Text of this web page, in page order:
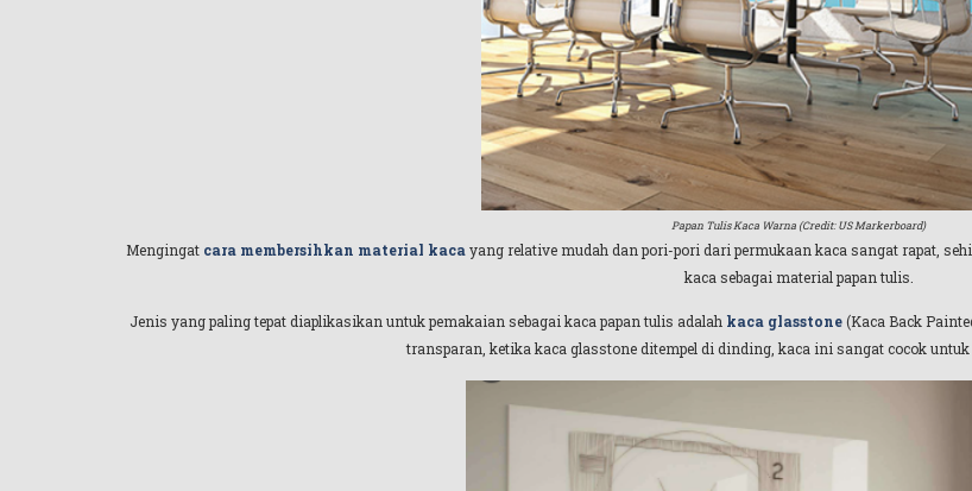
Papan Tulis Kaca Warna (Credit: US Markerboard)
Mengingat cara membersihkan material kacayang relative mudah dan pori-pori dari permukaan kaca sangat rapat,
kaca sebagai material papan tulis.
Jenis yang paling tepat diaplikasikan untuk pemakaian sebagai kaca papan tulis adalah kaca glasstone(Kaca Back
transparan, ketika kaca glasstone ditempel di dinding, kaca ini sangat cocok